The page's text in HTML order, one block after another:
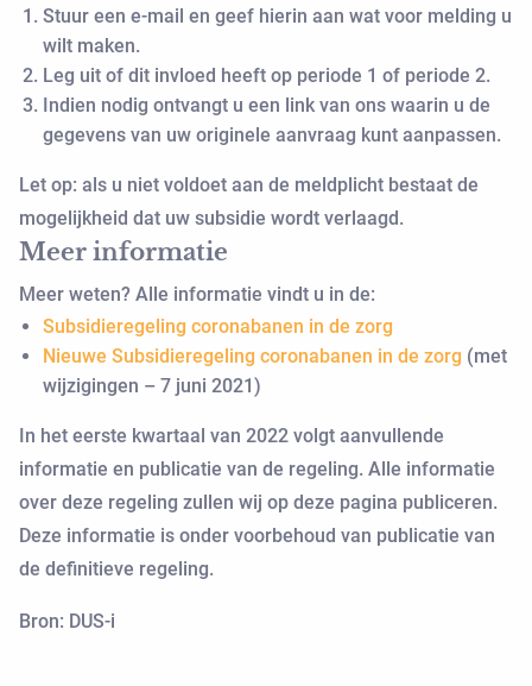
Stuur een e-mail en geef hierin aan wat voor melding u
wilt maken.
Leg uit of dit invloed heeft op periode 1 of periode 2.
Indien nodig ontvangt u een link van ons waarin u de
gegevens van uw originele aanvraag kunt aanpassen.
Let op: als u niet voldoet aan de meldplicht bestaat de
mogelijkheid dat uw subsidie wordt verlaagd.
Meer informatie
Meer weten? Alle informatie vindt u in de:
Subsidieregeling coronabanen in de zorg
Nieuwe Subsidieregeling coronabanen in de zorg (met
wijzigingen – 7 juni 2021)
In het eerste kwartaal van 2022 volgt aanvullende
informatie en publicatie van de regeling. Alle informatie
over deze regeling zullen wij op deze pagina publiceren.
Deze informatie is onder voorbehoud van publicatie van
de definitieve regeling.
Bron: DUS-i